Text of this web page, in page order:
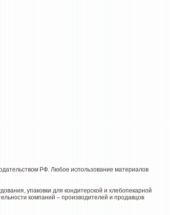
РФ. Любое использование материалов
упаковки для кондитерской и хлебопекарной
компаний – производителей и продавцов